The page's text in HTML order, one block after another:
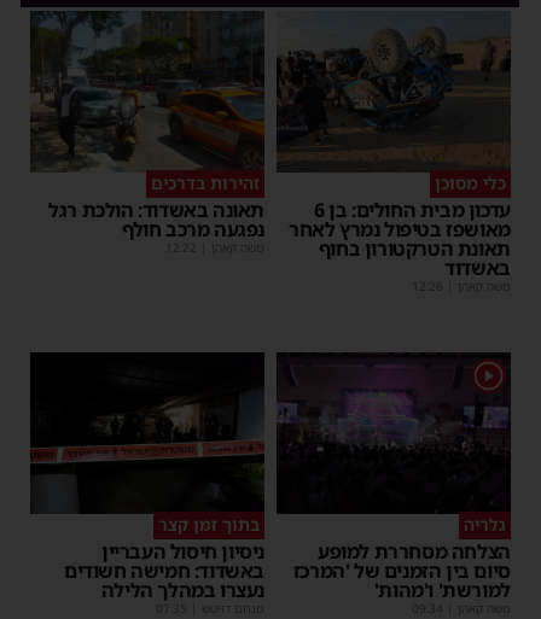
כלי מסוכן
עדכון מבית החולים: בן 6
מאושפז בטיפול נמרץ לאחר
תאונת הטרקטורון בחוף
באשדוד
משה קאהן 12:26
זהירות בדרכים
תאונה באשדוד: הולכת רגל
נפגעה מרכב חולף
משה קאהן 12:22
1
גלריה
הצלחה מסחררת למופע
סיום בין הזמנים של 'המרכז
למורשת' ו'מהות'
משה קאהן 09:34
בתוך זמן קצר
ניסיון חיסול העבריין
באשדוד: חמישה חשודים
נעצרו במהלך הלילה
מנחם דויטש 07:35